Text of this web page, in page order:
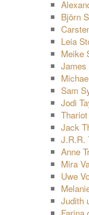
Björn
Leia
Meike
Sam
Jodi
Thariot
Jack
J.R.R.
Anne
Mira
Uwe
Judith